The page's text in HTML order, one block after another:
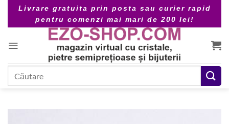
content
Livrare gratuita prin posta sau curier rapid
pentru comenzi mai mari de 200 lei!